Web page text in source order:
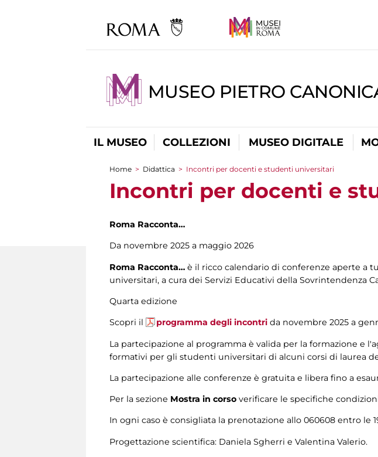
MUSEO PIETRO
IL MUSEO COLLEZIONI MUSEO DIGITALE
Tu sei qui
Home > Didattica > Incontri per docenti e studenti universitari
Incontri per docenti e
Roma Racconta…
Da novembre 2025 a maggio 2026
Roma Racconta… è il ricco calendario di conferenze aperte a
universitari, a cura dei Servizi Educativi della Sovrintendenza
Quarta edizione
Scopri il programma degli incontri da novembre 2025 a
La partecipazione al programma è valida per la formazione
formativi per gli studenti universitari di alcuni corsi di laurea
La partecipazione alle conferenze è gratuita e libera fino a
Per la sezione Mostra in corso verificare le specifiche
In ogni caso è consigliata la prenotazione allo 060608 entro le
Progettazione scientifica: Daniela Sgherri e Valentina Valerio.